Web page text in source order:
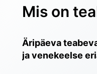
Mis on
Äripäeva
ja venekeelse